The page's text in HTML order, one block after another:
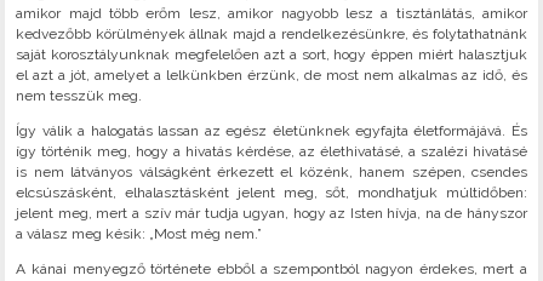
amikor majd több erőm lesz, amikor nagyobb lesz a tisztánlátás, amikor
kedvezőbb körülmények állnak majd a rendelkezésünkre, és folytathatnánk
saját korosztályunknak megfelelően azt a sort, hogy éppen miért halasztjuk
el azt a jót, amelyet a lelkünkben érzünk, de most nem alkalmas az idő, és
nem tesszük meg.
Így válik a halogatás lassan az egész életünknek egyfajta életformájává. És
így történik meg, hogy a hivatás kérdése, az élethivatásé, a szalézi hivatásé
is nem látványos válságként érkezett el közénk, hanem szépen, csendes
elcsúszásként, elhalasztásként jelent meg, sőt, mondhatjuk múltidőben:
jelent meg, mert a szív már tudja ugyan, hogy az Isten hívja, na de hányszor
a válasz meg késik: „Most még nem.”
A kánai menyegző története ebből a szempontból nagyon érdekes, mert a